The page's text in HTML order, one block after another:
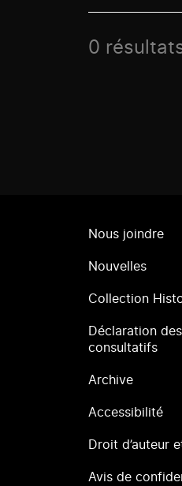
0
Nous joindre
Nouvelles
Collection
Déclaration
consultatifs
Archive
Accessibilité
Droit d’auteur
Avis de